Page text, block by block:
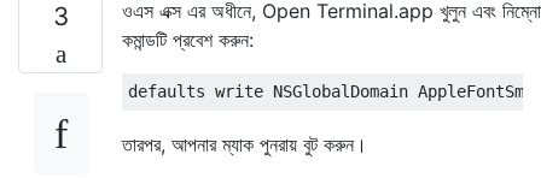
3
ওএস এক্স এর অধীনে, Open Terminal.app খুলুন এবং
কমান্ডটি প্রবেশ করুন:
তারপর, আপনার ম্যাক পুনরায় বুট করুন।